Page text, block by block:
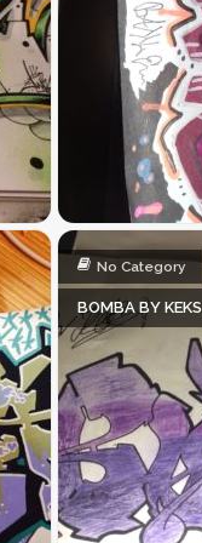
BOMBA BY KEKS
No Category